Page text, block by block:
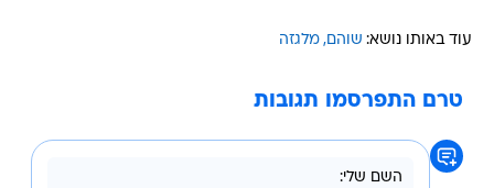
עוד באותו נושא: שוהם מלגזה
טרם התפרסמו תגובות